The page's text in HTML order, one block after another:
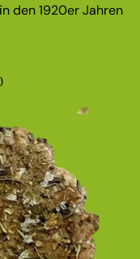
den 1920er Jahren